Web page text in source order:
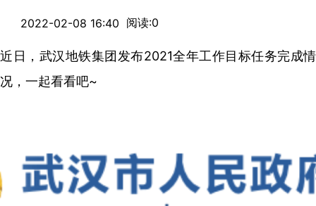
2022-02-08 16:40 阅读:0
近日，武汉地铁集团发布2021全年工作目标任务完成情
况， 一起看看吧~